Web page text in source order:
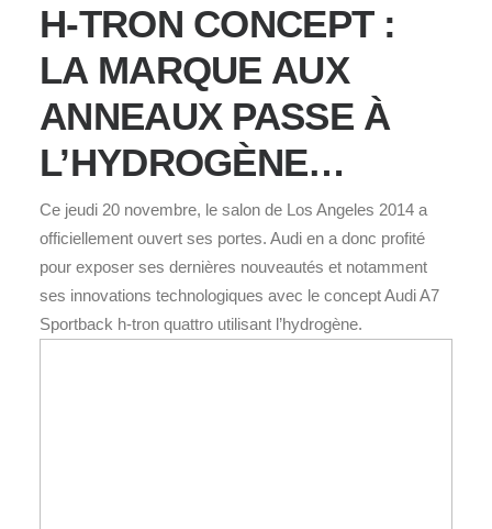
H-TRON CONCEPT :
LA MARQUE AUX
ANNEAUX PASSE À
L’HYDROGÈNE…
Ce jeudi 20 novembre, le salon de Los Angeles 2014 a
officiellement ouvert ses portes. Audi en a donc profité
pour exposer ses dernières nouveautés et notamment
ses innovations technologiques avec le concept Audi A7
Sportback h-tron quattro utilisant l’hydrogène.